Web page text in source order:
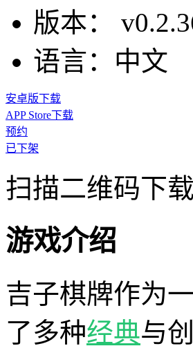
版本：
语言： 中文
安卓版下载
APP Store下载
预约
已下架
扫描二维码下载
游戏介绍
吉子棋牌作为
了多种经典与